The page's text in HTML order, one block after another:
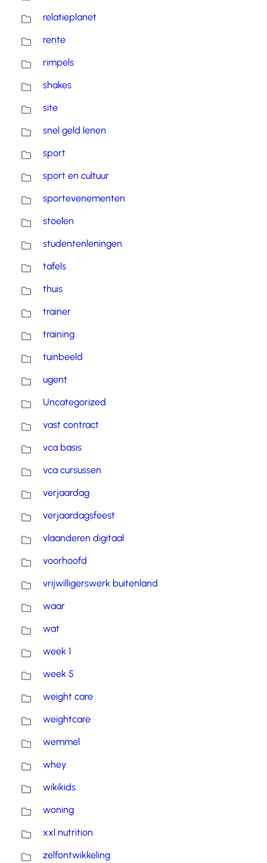
relatieplanet
rente
rimpels
shakes
site
snel geld lenen
sport
sport en cultuur
sportevenementen
stoelen
studentenleningen
tafels
thuis
trainer
training
tuinbeeld
ugent
Uncategorized
vast contract
vca basis
vca cursussen
verjaardag
verjaardagsfeest
vlaanderen digitaal
voorhoofd
vrijwilligerswerk buitenland
waar
wat
week 1
week 5
weight care
weightcare
wemmel
whey
wikikids
woning
xxl nutrition
zelfontwikkeling